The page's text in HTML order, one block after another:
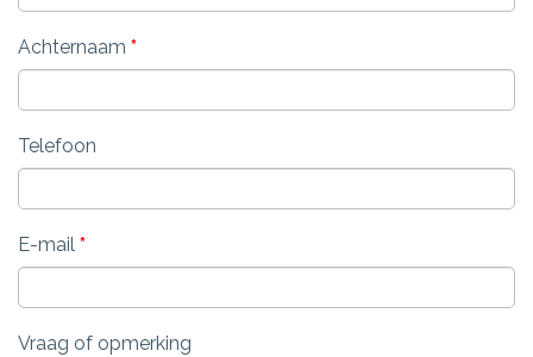
Achternaam *
Telefoon
E-mail *
Vraag of opmerking